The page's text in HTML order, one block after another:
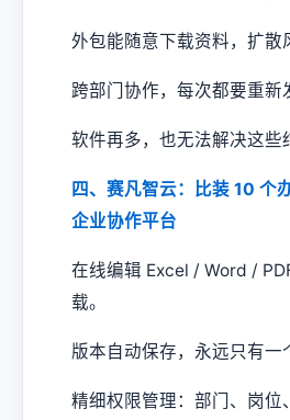
外包能随意下载资料，扩散
跨部门协作，每次都要重新
软件再多，也无法解决这些
四、赛凡智云：比装 10 个
企业协作平台
在线编辑 Excel / Word /
载。
版本自动保存，永远只有一
精细权限管理：部门、岗位